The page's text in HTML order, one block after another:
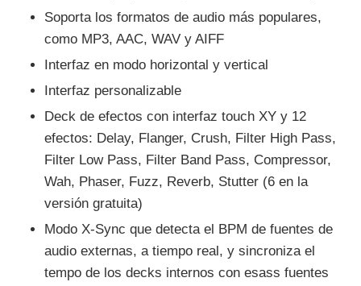
Soporta los formatos de audio más populares,
como MP3, AAC, WAV y AIFF
Interfaz en modo horizontal y vertical
Interfaz personalizable
Deck de efectos con interfaz touch XY y 12
efectos: Delay, Flanger, Crush, Filter High Pass,
Filter Low Pass, Filter Band Pass, Compressor,
Wah, Phaser, Fuzz, Reverb, Stutter (6 en la
versión gratuita)
Modo X-Sync que detecta el BPM de fuentes de
audio externas, a tiempo real, y sincroniza el
tempo de los decks internos con esass fuentes